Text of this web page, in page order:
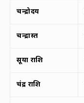
चन्द्रोदय
चन्द्रास्त
सूर्या राशि
चंद्र राशि